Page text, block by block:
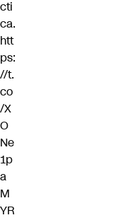
cti
ca.
htt
ps:
//t.
co
/X
O
Ne
1p
a
M
YR